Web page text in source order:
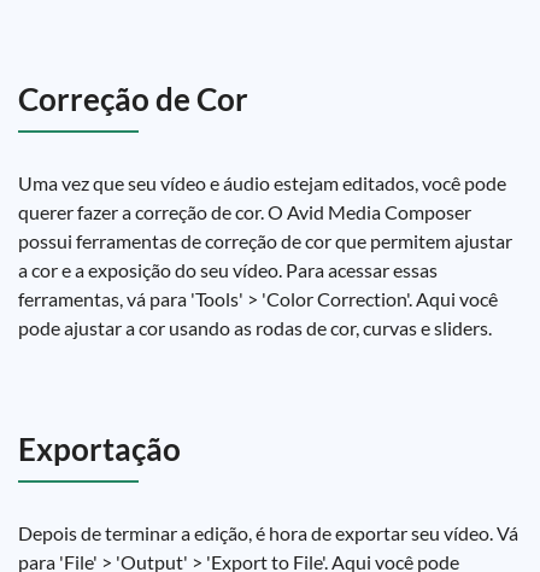
Correção de Cor
Uma vez que seu vídeo e áudio estejam editados, você pode
querer fazer a correção de cor. O Avid Media Composer
possui ferramentas de correção de cor que permitem ajustar
a cor e a exposição do seu vídeo. Para acessar essas
ferramentas, vá para 'Tools' > 'Color Correction'. Aqui você
pode ajustar a cor usando as rodas de cor, curvas e sliders.
Exportação
Depois de terminar a edição, é hora de exportar seu vídeo. Vá
para 'File' > 'Output' > 'Export to File'. Aqui você pode